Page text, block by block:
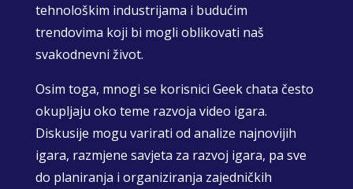
tehnološkim industrijama i budućim
trendovima koji bi mogli oblikovati naš
svakodnevni život.
Osim toga, mnogi se korisnici Geek chata često
okupljaju oko teme razvoja video igara.
Diskusije mogu varirati od analize najnovijih
igara, razmjene savjeta za razvoj igara, pa sve
do planiranja i organiziranja zajedničkih